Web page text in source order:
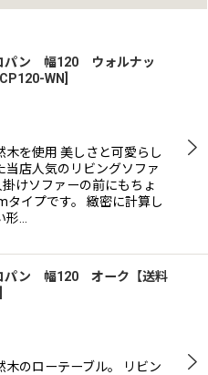
込む
パン 幅120 ウォルナッ
CP120-WN
木を使用 美しさと可愛らし
当店人気のリビングソファ
けソファーの前にもちょ
タイプです。 緻密に計算し
…
パン 幅120 オーク【送料
木のローテーブル。 リビン